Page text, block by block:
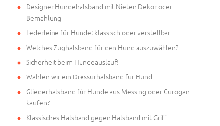
Designer Hundehalsband mit Nieten Dekor oder
Bemahlung
Lederleine für Hunde: klassisch oder verstellbar
Welches Zughalsband für den Hund auszuwählen?
Sicherheit beim Hundeauslauf!
Wählen wir ein Dressurhalsband für Hund
Gliederhalsband für Hunde aus Messing oder Curogan
kaufen?
Klassisches Halsband gegen Halsband mit Griff